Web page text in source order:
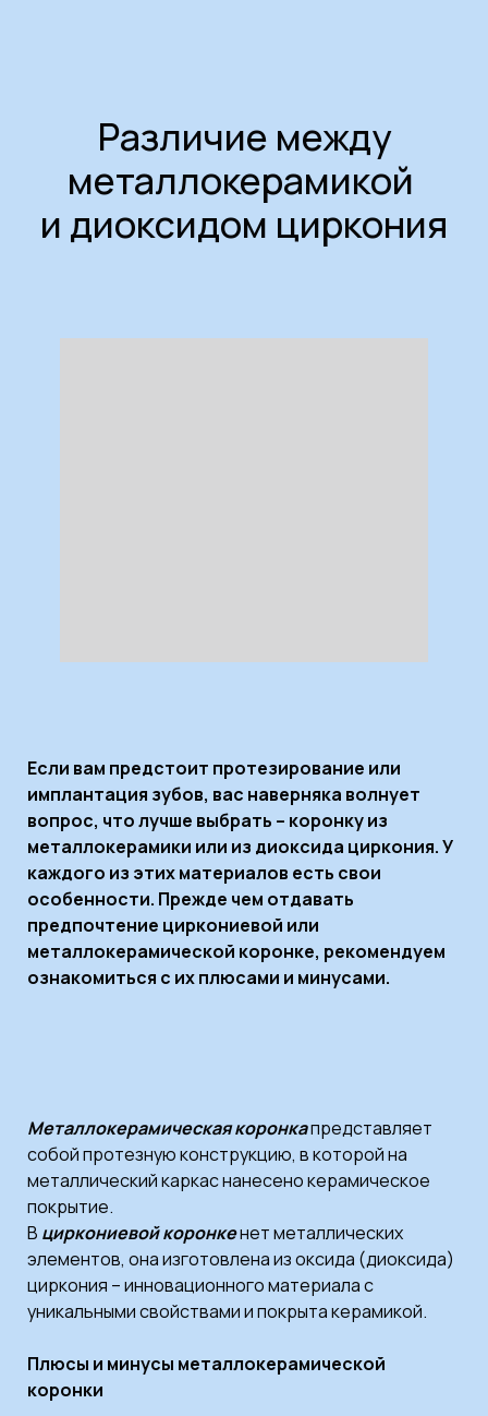
Различие между
металлокерамикой
и диоксидом циркония
Если вам предстоит протезирование или
имплантация зубов, вас наверняка волнует
вопрос, что лучше выбрать – коронку из
металлокерамики или из диоксида циркония. У
каждого из этих материалов есть свои
особенности. Прежде чем отдавать
предпочтение циркониевой или
металлокерамической коронке, рекомендуем
ознакомиться с их плюсами и минусами.
Металлокерамическая коронкапредставляет
собой протезную конструкцию, в которой на
металлический каркас нанесено керамическое
покрытие.
В циркониевой коронкенет металлических
элементов, она изготовлена из оксида (диоксида)
циркония – инновационного материала с
уникальными свойствами и покрыта керамикой.
Плюсы и минусы металлокерамической
коронки